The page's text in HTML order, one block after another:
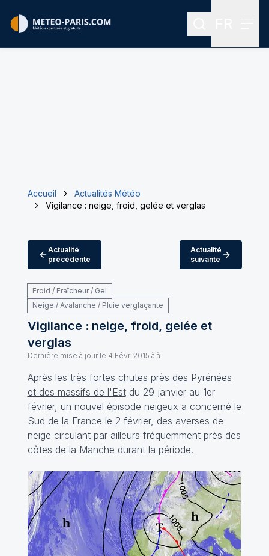
Rechercher
Accueil
Actualités Météo
Vigilance : neige, froid, gelée et verglas
Actualité
précédente
Actualité
suivante
Froid / Fraîcheur / Gel
Neige / Avalanche / Pluie verglaçante
Vigilance : neige, froid, gelée et
verglas
Dernière mise à jour le 4 Févr. 2015 à à
Après les très fortes chutes près des Pyrénées
et des massifs de l'Estdu 29 janvier au 1er
février, un nouvel épisode neigeux a concerné le
Sud de la France le 2 février, des averses de
neige circulant par ailleurs fréquemment près des
côtes de la Manche durant la période.